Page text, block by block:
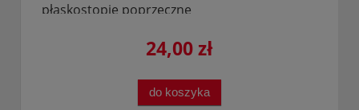
płaskostopie poprzeczne
24,00 zł
do koszyka